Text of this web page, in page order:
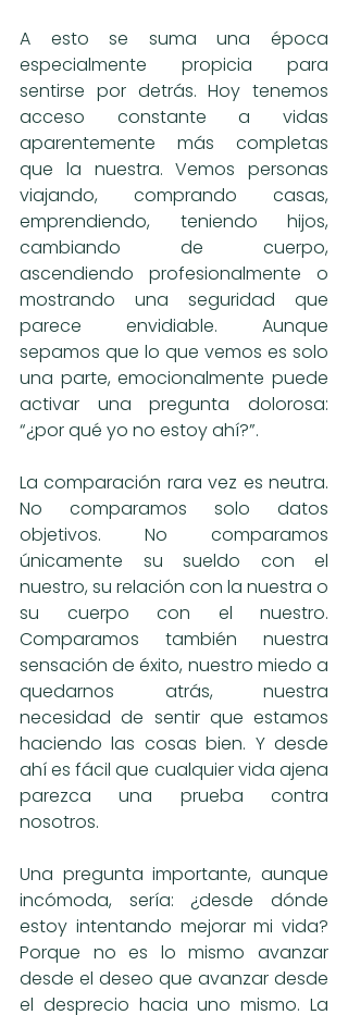
A esto se suma una época
especialmente propicia para
sentirse por detrás. Hoy tenemos
acceso constante a vidas
aparentemente más completas
que la nuestra. Vemos personas
viajando, comprando casas,
emprendiendo, teniendo hijos,
cambiando de cuerpo,
ascendiendo profesionalmente o
mostrando una seguridad que
parece envidiable. Aunque
sepamos que lo que vemos es solo
una parte, emocionalmente puede
activar una pregunta dolorosa:
“¿por qué yo no estoy ahí?”.
La comparación rara vez es neutra.
No comparamos solo datos
objetivos. No comparamos
únicamente su sueldo con el
nuestro, su relación con la nuestra o
su cuerpo con el nuestro.
Comparamos también nuestra
sensación de éxito, nuestro miedo a
quedarnos atrás, nuestra
necesidad de sentir que estamos
haciendo las cosas bien. Y desde
ahí es fácil que cualquier vida ajena
parezca una prueba contra
nosotros.
Una pregunta importante, aunque
incómoda, sería: ¿desde dónde
estoy intentando mejorar mi vida?
Porque no es lo mismo avanzar
desde el deseo que avanzar desde
el desprecio hacia uno mismo. La